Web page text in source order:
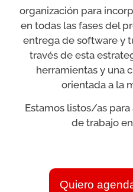
organización para
en todas las fases del
entrega de software y
través de esta
herramientas y una
orientada a la
Estamos listos/as
de trabajo
Quiero